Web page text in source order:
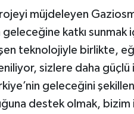
müjdeleyen
katkı sunmak
teknolojiyle birlikte,
sizlere daha güçlü
geleceğini
destek olmak, bizim